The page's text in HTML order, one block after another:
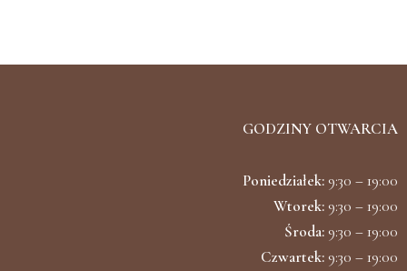
GODZINY OTWARCIA
Poniedziałek: 9:30 – 19:00
Wtorek: 9:30 – 19:00
Środa: 9:30 – 19:00
Czwartek: 9:30 – 19:00